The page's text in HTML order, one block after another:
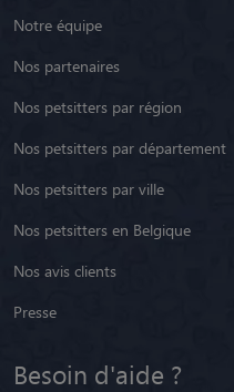
Notre équipe
Nos partenaires
Nos petsitters par région
Nos petsitters par département
Nos petsitters par ville
Nos petsitters en Belgique
Nos avis clients
Presse
Besoin d'aide ?